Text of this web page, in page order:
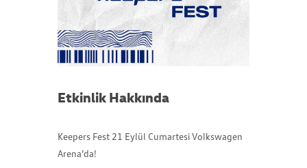
Etkinlik Hakkında
Keepers Fest 21 Eylül Cumartesi Volkswagen
Arena’da!